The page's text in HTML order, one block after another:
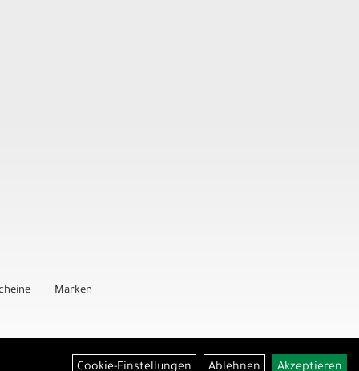
Marken
Cookie-Einstellungen Ablehnen Akzeptieren